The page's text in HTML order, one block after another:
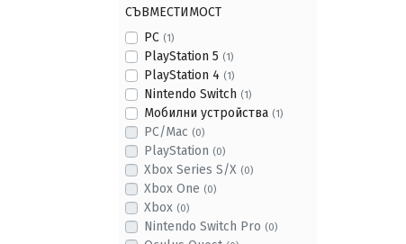
СЪВМЕСТИМОСТ
PC (1)
PlayStation 5 (1)
PlayStation 4 (1)
Nintendo Switch (1)
Мобилни устройства (1)
PC/Mac (0)
PlayStation (0)
Xbox Series S/X (0)
Xbox One (0)
Xbox (0)
Nintendo Switch Pro (0)